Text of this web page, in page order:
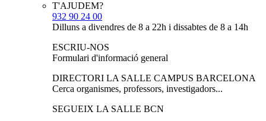
T'AJUDEM?
932 90 24 00
Dilluns a divendres de 8 a 22h i dissabtes de 8 a 14h
ESCRIU-NOS
Formulari d'informació general
DIRECTORI LA SALLE CAMPUS BARCELONA
Cerca organismes, professors, investigadors...
SEGUEIX LA SALLE BCN